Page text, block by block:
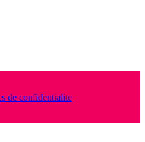
de confidentialite